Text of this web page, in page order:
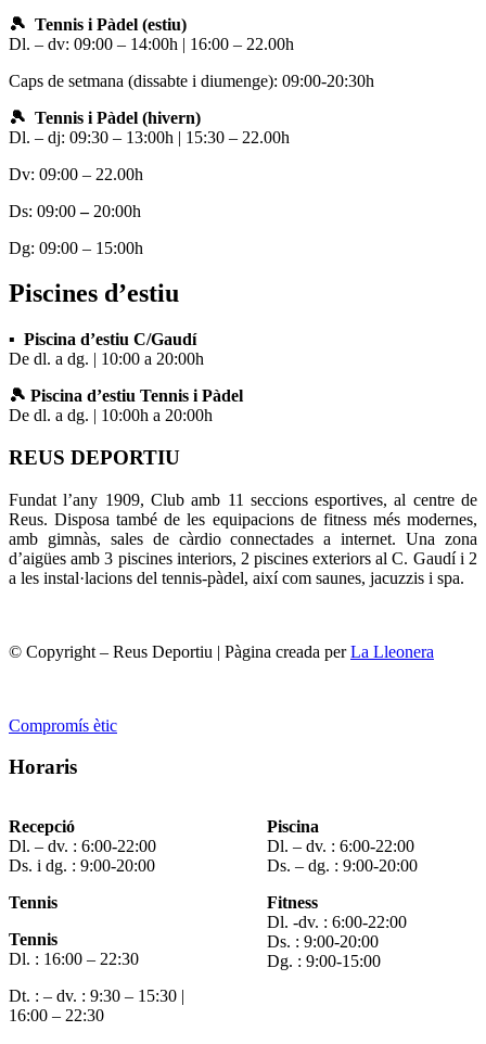
🎾 Tennis i Pàdel (estiu)
Dl. – dv: 09:00 – 14:00h | 16:00 – 22.00h
Caps de setmana (dissabte i diumenge): 09:00-20:30h
🎾 Tennis i Pàdel (hivern)
Dl. – dj: 09:30 – 13:00h | 15:30 – 22.00h
Dv: 09:00 – 22.00h
Ds: 09:00– 20:00h
Dg: 09:00 – 15:00h
Piscines d’estiu
▪ Piscina d’estiu C/Gaudí
De dl. a dg. | 10:00 a 20:00h
🎾 Piscina d’estiu Tennis i Pàdel
De dl. a dg. | 10:00h a 20:00h
REUS DEPORTIU
Fundat l’any 1909, Club amb 11 seccions esportives, al centre de
Reus. Disposa també de les equipacions de fitness més modernes,
amb gimnàs, sales de càrdio connectades a internet. Una zona
d’aigües amb 3 piscines interiors, 2 piscines exteriors al C. Gaudí i 2
a les instal·lacions del tennis-pàdel, així com saunes, jacuzzis i spa.
© Copyright – Reus Deportiu | Pàgina creada perLa Lleonera
Compromís ètic
Horaris
Recepció
Dl. – dv. : 6:00-22:00
Ds. i dg. : 9:00-20:00
Tennis
Tennis
Dl. : 16:00 – 22:30
Dt. : – dv. : 9:30 – 15:30 |
16:00 – 22:30
Piscina
Dl. – dv. : 6:00-22:00
Ds. – dg. : 9:00-20:00
Fitness
Dl. -dv. : 6:00-22:00
Ds. : 9:00-20:00
Dg. : 9:00-15:00